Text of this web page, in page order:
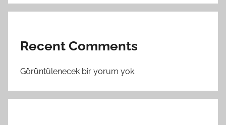
Recent Comments
Görüntülenecek bir yorum yok.